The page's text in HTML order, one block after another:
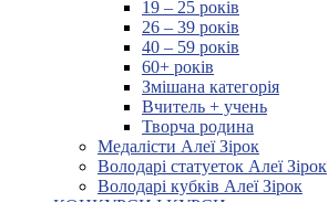
19 – 25 років
26 – 39 років
40 – 59 років
60+ років
Змішана категорія
Вчитель + учень
Творча родина
Медалісти Алеї Зірок
Володарі статуеток Алеї Зірок
Володарі кубків Алеї Зірок